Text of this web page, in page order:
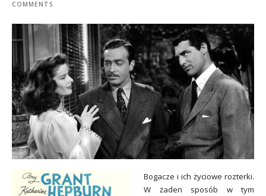
COMMENTS
Bogacze i ich życiowe rozterki.
W żaden sposób w tym